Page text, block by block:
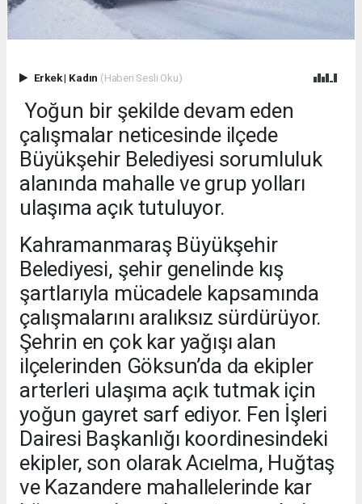
Erkek| Kadın (Haberi Sesli Oku)
Yoğun bir şekilde devam eden
çalışmalar neticesinde ilçede
Büyükşehir Belediyesi sorumluluk
alanında mahalle ve grup yolları
ulaşıma açık tutuluyor.
Kahramanmaraş Büyükşehir
Belediyesi, şehir genelinde kış
şartlarıyla mücadele kapsamında
çalışmalarını aralıksız sürdürüyor.
Şehrin en çok kar yağışı alan
ilçelerinden Göksun’da da ekipler
arterleri ulaşıma açık tutmak için
yoğun gayret sarf ediyor. Fen İşleri
Dairesi Başkanlığı koordinesindeki
ekipler, son olarak Acıelma, Huğtaş
ve Kazandere mahallelerinde kar